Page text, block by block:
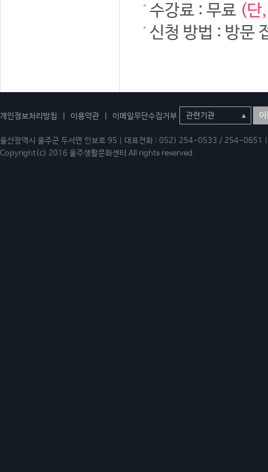
수강료 : 무료 (단
신청 방법 : 방문
개인정보처리방침 이용약관 이메일무단수집거부 이
울산광역시 울주군 두서면 인보로 95 | 대표전화 : 052) 254-0533 / 254-
Copyright(c) 2016 울주생활문화센터 All rights reserved.